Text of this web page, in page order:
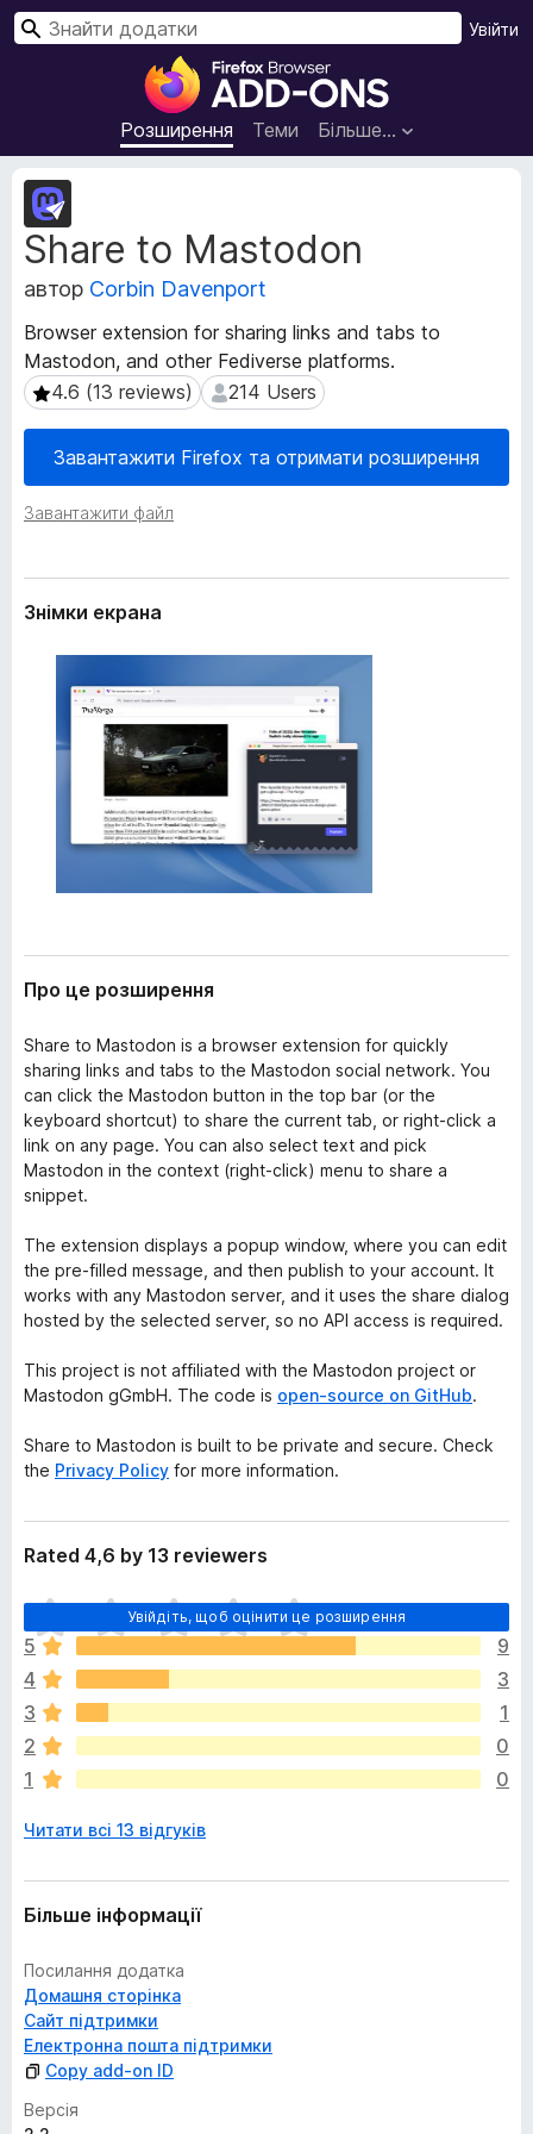
Д
о
д
а
и
б
р
а
у
з
е
а
e
Розширення Теми Більше…
Увійти
П
Share to Mastodon
автор Corbin Davenport
Browser extension for sharing links and tabs to
Mastodon, and other Fediverse platforms.
4.6 (13 reviews)
4.6 (13 reviews) 214 Users
214 Users
Завантажити Firefox та отримати розширення
Завантажити файл
М
е
т
а
д
н
і
р
о
и
р
я
Знімки екрана
Про це розширення
Share to Mastodon is a browser extension for quickly
sharing links and tabs to the Mastodon social network. You
can click the Mastodon button in the top bar (or the
keyboard shortcut) to share the current tab, or right-click a
link on any page. You can also select text and pick
Mastodon in the context (right-click) menu to share a
snippet.
The extension displays a popup window, where you can edit
the pre-filled message, and then publish to your account. It
works with any Mastodon server, and it uses the share dialog
hosted by the selected server, so no API access is required.
This project is not affiliated with the Mastodon project or
Mastodon gGmbH. The code is open-source on GitHub.
Share to Mastodon is built to be private and secure. Check
the Privacy Policy for more information.
Rated 4,6 by 13 reviewers
Увійдіть, щоб оцінити це розширення
Щ
е
н
е
м
а
є
о
і
о
к
5
9
4
3
3
1
2
0
1
0
Читати всі 13 відгуків
Більше інформації
Посилання додатка
Домашня сторінка
Сайт підтримки
Електронна пошта підтримки
Copy add-on ID
Версія